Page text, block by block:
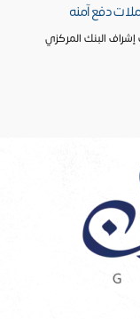
دفع آمنه
البنك المركزي